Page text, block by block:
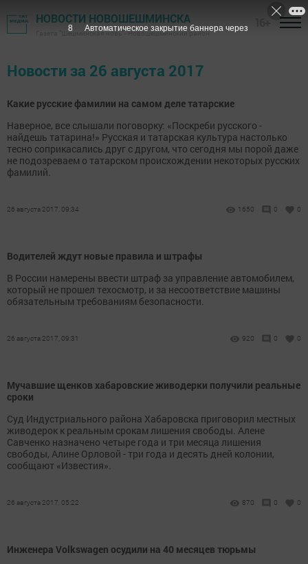
НОВОСТИ НОВОШЕШМИНСКА
Газета "Шешминская новь" - Новошешминский район
Новости за 26 августа 2017
Какие русские фамилии на самом деле татарские
Наверное, все слышали поговорку: «Поскреби русского -
найдешь татарина!» Русская и татарская культура настолько
тесно соприкасались друг с другом, что сегодня мы порой даже
не подозреваем о татарском происхождении некоторых русских
фамилий.
26 августа 2017, 09:34 1650 0 0
Водителей ждут новые правила и штрафы
В России намерены ввести штраф за управление автомобилем,
который не прошел техосмотр, и за несоответствие машины
обязательным требованиям безопасности.
26 августа 2017, 09:31 920 0 0
Мучавшие щенков хабаровские живодерки получили реальные
сроки
Суд Индустриального района Хабаровска приговорил местных
живодерок к реальным срокам лишения свободы. Алене
Савченко назначено четыре года и три месяца лишения
свободы, Алине Орловой - три года и десять дней колонии,
сообщают «Известия».
26 августа 2017, 05:22 870 0 0
Инженера Volkswagen осудили на 40 месяцев тюрьмы
8 Автоматическое закрытие баннера через